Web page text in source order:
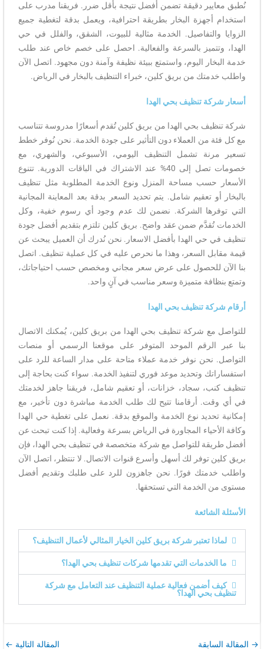
نُطبق معايير دقيقة تضمن أفضل نتيجة بأقل ضرر. فريقنا مدرب على
استخدام أجهزة البخار بطريقة احترافية، ويعمل بدقة لتغطية جميع
الزوايا والتفاصيل. الخدمة مثالية للبيوت، الشقق، والفلل في حي
الهدا، وتتميز بالسرعة والفعالية. احصل على خصم خاص عند طلب
خدمة البخار اليوم، واستمتع ببيئة نظيفة وآمنة دون مجهود. اتصل الآن
واطلب خدمتك من بريق كلين، خبراء التنظيف بالبخار في الرياض.
أسعار شركة تنظيف بحي الهدا
شركة تنظيف بحي الهدا من بريق كلين تُقدم أسعارًا مدروسة تتناسب
مع كل فئة من العملاء دون التأثير على جودة الخدمة. نحن نُوفر خطط
تسعير مرنة تشمل التنظيف اليومي، الأسبوعي، والشهري، مع
خصومات تصل إلى 40% عند الاشتراك في الباقات الدورية. تتنوع
الأسعار حسب مساحة المنزل ونوع الخدمة المطلوبة مثل تنظيف
بالبخار أو تعقيم شامل. يتم تحديد السعر بدقة بعد المعاينة المجانية
التي توفرها الشركة. نضمن لك عدم وجود أي رسوم خفية، وكل
الخدمات تُقدَّم ضمن عقد واضح. بريق كلين تلتزم بتقديم أفضل جودة
تنظيف في حي الهدا بأفضل الاسعار. نحن نُدرك أن العميل يبحث عن
قيمة مقابل السعر، وهذا ما نحرص عليه في كل عملية تنظيف. اتصل
بنا الآن للحصول على عرض سعر مجاني ومخصص حسب احتياجاتك،
وتمتع بنظافة متميزة وسعر مناسب في آنٍ واحد.
أرقام شركة تنظيف بحي الهدا
للتواصل مع شركة تنظيف بحي الهدا من بريق كلين، يُمكنك الاتصال
بنا عبر الرقم الموحد المتوفر على موقعنا الرسمي أو منصات
التواصل. نحن نوفر خدمة عملاء متاحة على مدار الساعة للرد على
استفساراتك وتحديد موعد فوري لتنفيذ الخدمة. سواء كنت بحاجة إلى
تنظيف كنب، سجاد، خزانات، أو تعقيم شامل، فريقنا جاهز لخدمتك
في أي وقت. أرقامنا تتيح لك طلب الخدمة مباشرة دون تأخير، مع
إمكانية تحديد نوع الخدمة والموقع بدقة. نعمل على تغطية حي الهدا
وكافة الأحياء المجاورة في الرياض بسرعة وفعالية. إذا كنت تبحث عن
أفضل طريقة للتواصل مع شركة متخصصة في تنظيف بحي الهدا، فإن
بريق كلين توفر لك أسهل وأسرع قنوات الاتصال. لا تنتظر، اتصل الآن
واطلب خدمتك فورًا. نحن جاهزون للرد على طلبك وتقديم أفضل
مستوى من الخدمة التي تستحقها.
الأسئلة الشائعة
لماذا تعتبر شركة بريق كلين الخيار المثالي لأعمال التنظيف؟
ما الخدمات التي تقدمها شركات تنظيف بحي الهدا؟
كيف أضمن فعالية عملية التنظيف عند التعامل مع شركة
تنظيف بحي الهدا؟
→ المقالة السابقة المقالة التالية ←